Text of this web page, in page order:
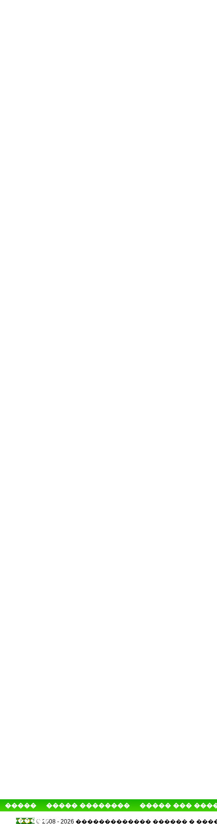
����� ����� �������� ����� ���
�������© 2008 - 2026 ������������� ������ �